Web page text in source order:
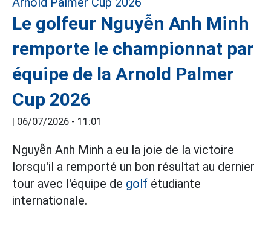
Le golfeur Nguyễn Anh Minh
remporte le championnat par
équipe de la Arnold Palmer
Cup 2026
| 06/07/2026 - 11:01
Nguyễn Anh Minh a eu la joie de la victoire
lorsqu'il a remporté un bon résultat au dernier
tour avec l'équipe de golf étudiante
internationale.